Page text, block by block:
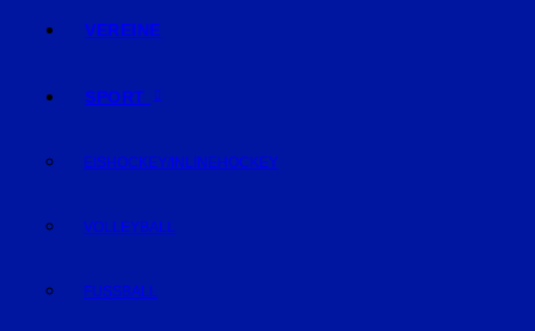
VEREINE
SPORT
EISHOCKEY/INLINEHOCKEY
VOLLEYBALL
FUSSBALL